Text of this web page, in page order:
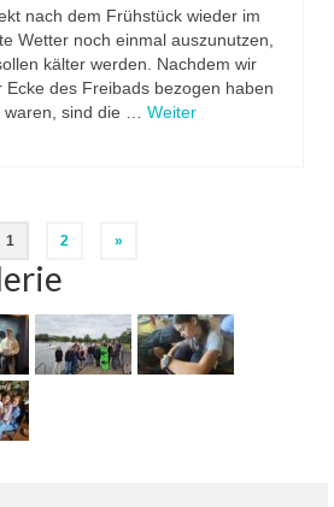
nach dem Frühstück wieder im
Wetter noch einmal auszunutzen,
kälter werden. Nachdem wir
Ecke des Freibads bezogen haben
waren, sind die … Weiter
1 2 »